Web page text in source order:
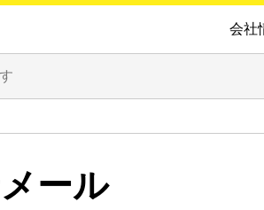
会社
ール